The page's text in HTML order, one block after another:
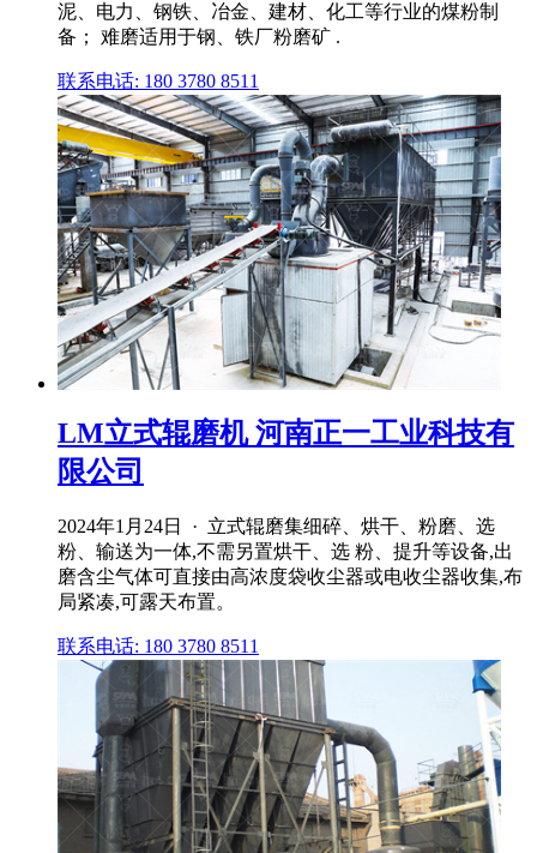
泥、电力、钢铁、冶金、建材、化工等行业的煤粉制
备； 难磨适用于钢、铁厂粉磨矿 .
联系电话: 180 3780 8511
LM立式辊磨机 河南正一工业科技有
限公司
2024年1月24日 · 立式辊磨集细碎、烘干、粉磨、选
粉、输送为一体,不需另置烘干、选 粉、提升等设备,出
磨含尘气体可直接由高浓度袋收尘器或电收尘器收集,布
局紧凑,可露天布置。
联系电话: 180 3780 8511